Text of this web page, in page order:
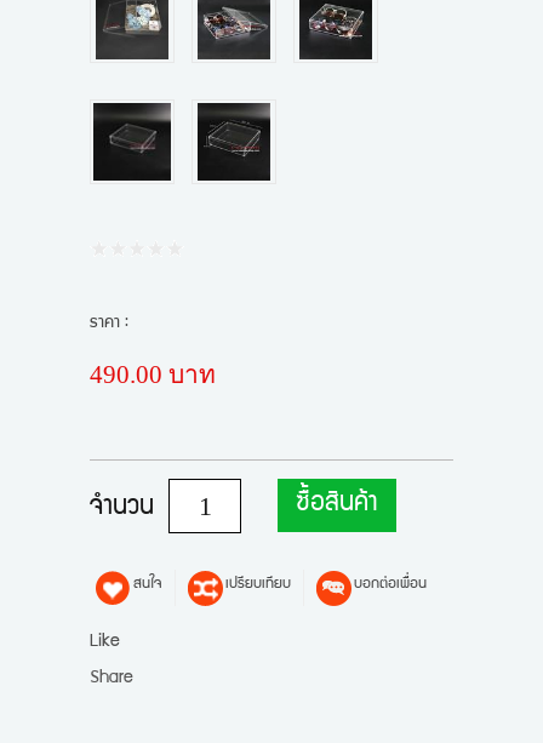
ราคา :
490.00 บาท
จำนวน ซื้อสินค้า
สนใจ เปรียบเทียบ บอกต่อเพื่อน
Like
Share